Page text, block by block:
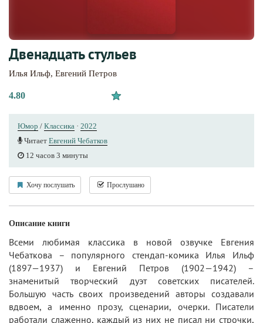
Двенадцать стульев
Илья Ильф, Евгений Петров
4.80
Юмор / Классика · 2022
Читает Евгений Чебатков
12 часов 3 минуты
Хочу послушать Прослушано
Описание книги
Всеми любимая классика в новой озвучке Евгения
Чебаткова – популярного стендап-комика Илья Ильф
(1897—1937) и Евгений Петров (1902—1942) –
знаменитый творческий дуэт советских писателей.
Большую часть своих произведений авторы создавали
вдвоем, а именно прозу, сценарии, очерки. Писатели
работали слаженно, каждый из них не писал ни строчки,